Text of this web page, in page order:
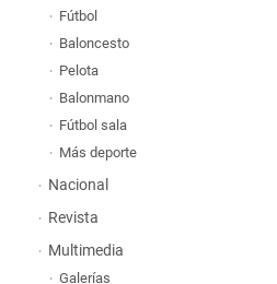
Fútbol
Baloncesto
Pelota
Balonmano
Fútbol sala
Más deporte
Nacional
Revista
Multimedia
Galerías